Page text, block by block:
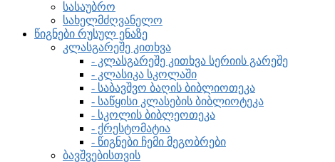
სასაუბრო
სახელმძღვანელო
წიგნები რუსულ ენაზე
კლასგარეშე კითხვა
- კლასგარეშე კითხვა სერიის გარეშე
- კლასიკა სკოლაში
- საბავშვო ბაღის ბიბლიოთეკა
- საწყისი კლასების ბიბლიოტეკა
- სკოლის ბიბლეოთეკა
- ქრესტომატია
- წიგნები ჩემი მეგობრები
ბავშვებისთვის